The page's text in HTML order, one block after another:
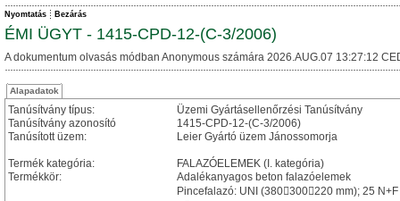
Nyomtatás Bezárás
ÉMI ÜGYT - 1415-CPD-12-(C-3/2006)
A dokumentum olvasás módban Anonymous számára 2026.AUG.07 13:27:12
Alapadatok
Tanúsítvány típus:
Üzemi Gyártásellenőrzési Tanúsítvány
Tanúsítvány azonosító
1415-CPD-12-(C-3/2006)
Tanúsított üzem:
Leier Gyártó üzem Jánossomorja
Termék kategória:
FALAZÓELEMEK (I. kategória)
Termékkör:
Adalékanyagos beton falazóelemek
Pincefalazó: UNI (380300220 mm); 25